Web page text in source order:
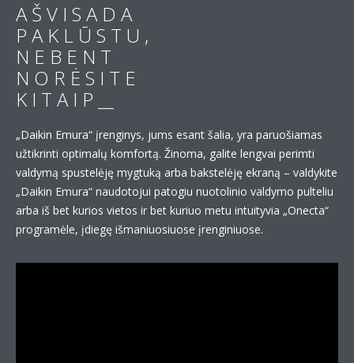
A Š V I S A D A
P A K L Ū S T U ,
N E B E N T
N O R Ė S I T E
K I T A I P __
„Daikin Emura“ įrenginys, jums esant šalia, yra paruošiamas
užtikrinti optimalų komfortą. Žinoma, galite lengvai perimti
valdymą spustelėję mygtuką arba bakstelėję ekraną – valdykite
„Daikin Emura“ naudotojui patogiu nuotolinio valdymo pulteliu
arba iš bet kurios vietos ir bet kuriuo metu intuityvia „Onecta“
programėle, įdiegę išmaniuosiuose įrenginiuose.